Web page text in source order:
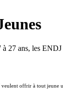
27 ans, les
offrir à tout